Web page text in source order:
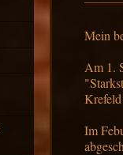
Mein
Am 1.
Im